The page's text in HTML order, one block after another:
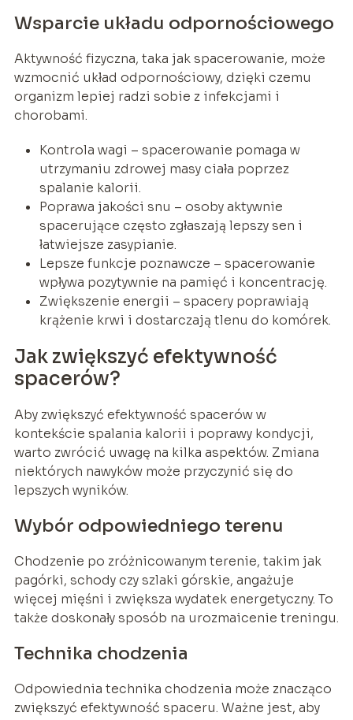
Wsparcie układu odpornościowego
Aktywność fizyczna, taka jak spacerowanie, może
wzmocnić układ odpornościowy, dzięki czemu
organizm lepiej radzi sobie z infekcjami i
chorobami.
Kontrola wagi – spacerowanie pomaga w
utrzymaniu zdrowej masy ciała poprzez
spalanie kalorii.
Poprawa jakości snu – osoby aktywnie
spacerujące często zgłaszają lepszy sen i
łatwiejsze zasypianie.
Lepsze funkcje poznawcze – spacerowanie
wpływa pozytywnie na pamięć i koncentrację.
Zwiększenie energii – spacery poprawiają
krążenie krwi i dostarczają tlenu do komórek.
Jak zwiększyć efektywność
spacerów?
Aby zwiększyć efektywność spacerów w
kontekście spalania kalorii i poprawy kondycji,
warto zwrócić uwagę na kilka aspektów. Zmiana
niektórych nawyków może przyczynić się do
lepszych wyników.
Wybór odpowiedniego terenu
Chodzenie po zróżnicowanym terenie, takim jak
pagórki, schody czy szlaki górskie, angażuje
więcej mięśni i zwiększa wydatek energetyczny. To
także doskonały sposób na urozmaicenie treningu.
Technika chodzenia
Odpowiednia technika chodzenia może znacząco
zwiększyć efektywność spaceru. Ważne jest, aby